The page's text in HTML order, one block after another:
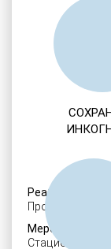
Реабилитация
Проверенные
Мероприятия
Стационарное